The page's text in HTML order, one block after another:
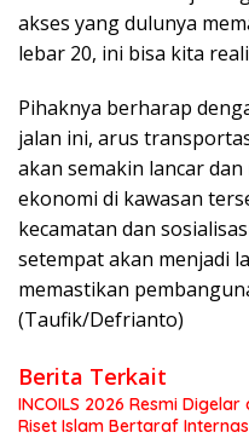
akses yang dulunya
lebar 20, ini bisa kita
Pihaknya berharap
jalan ini, arus
akan semakin lancar
ekonomi di kawasan
kecamatan dan
setempat akan menjadi
memastikan
(Taufik/Defrianto)
Berita Terkait
INCOILS 2026 Resmi
Riset Islam Bertaraf